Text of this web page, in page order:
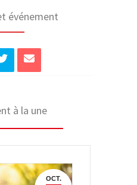
événement
à la une
OCT.